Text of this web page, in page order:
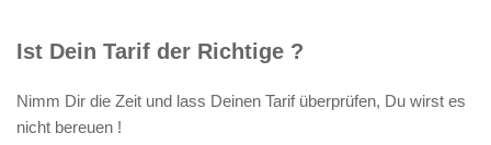
Ist Dein Tarif der Richtige ?
Nimm Dir die Zeit und lass Deinen Tarif überprüfen, Du wirst es
nicht bereuen !